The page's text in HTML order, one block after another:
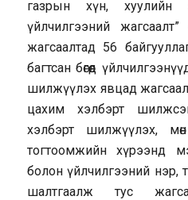
газрын хүн, хуулийн
үйлчилгээний
жагсаалтад 56
багтсан бөгөөд
шилжүүлэх явцад
цахим хэлбэрт
хэлбэрт шилжүүлэх,
тогтоомжийн хүрээнд
болон үйлчилгээний нэр,
шалтгаалж тус